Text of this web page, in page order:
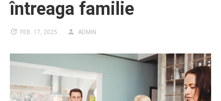
întreaga familie
FEB. 17, 2025 ADMIN